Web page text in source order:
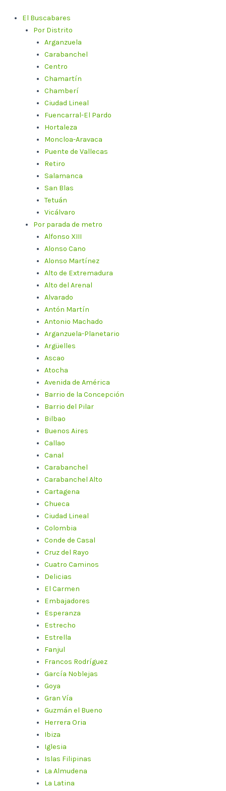
contenido
El Buscabares
Por Distrito
Arganzuela
Carabanchel
Centro
Chamartín
Chamberí
Ciudad Lineal
Fuencarral-El Pardo
Hortaleza
Moncloa-Aravaca
Puente de Vallecas
Retiro
Salamanca
San Blas
Tetuán
Vicálvaro
Por parada de metro
Alfonso XIII
Alonso Cano
Alonso Martínez
Alto de Extremadura
Alto del Arenal
Alvarado
Antón Martín
Antonio Machado
Arganzuela-Planetario
Argüelles
Ascao
Atocha
Avenida de América
Barrio de la Concepción
Barrio del Pilar
Bilbao
Buenos Aires
Callao
Canal
Carabanchel
Carabanchel Alto
Cartagena
Chueca
Ciudad Lineal
Colombia
Conde de Casal
Cruz del Rayo
Cuatro Caminos
Delicias
El Carmen
Embajadores
Esperanza
Estrecho
Estrella
Fanjul
Francos Rodríguez
García Noblejas
Goya
Gran Vía
Guzmán el Bueno
Herrera Oria
Ibiza
Iglesia
Islas Filipinas
La Almudena
La Latina